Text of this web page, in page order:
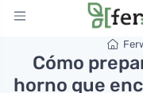
Cómo
horno que